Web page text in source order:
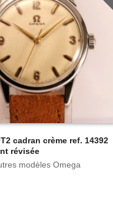
cadran crème ref. 14392
révisée
modèles Omega